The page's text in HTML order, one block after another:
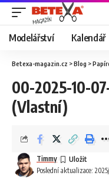
Modelářství Kalendář
Betexa-magazin.cz >Blog >
00-2025-10-
(Vlastní)
Poslední aktualizace:
Timmy